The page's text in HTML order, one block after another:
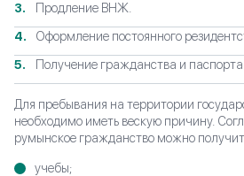
Продление ВНЖ.
Оформление постоянного
Получение гражданства и паспорта.
Для пребывания на территории
необходимо иметь вескую причину.
румынское гражданство можно
учебы;